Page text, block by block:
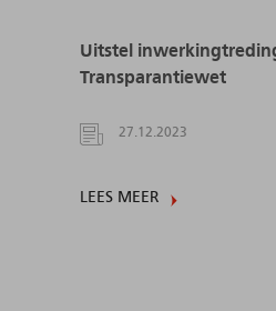
Uitstel
Transparantiewet
27.12.2023
LEES MEER